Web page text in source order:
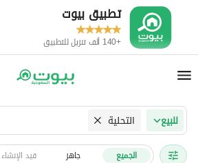
تطبيق بيوت
+140 ألف تنزيل للتطبيق
للبيع التحلية
الجميع جاهز قيد الإنشاء